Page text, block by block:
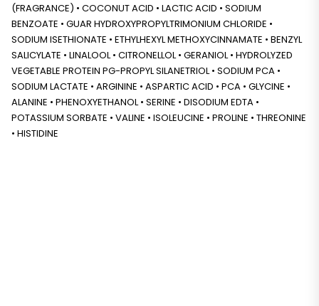
(FRAGRANCE) • COCONUT ACID • LACTIC ACID • SODIUM
BENZOATE • GUAR HYDROXYPROPYLTRIMONIUM CHLORIDE •
SODIUM ISETHIONATE • ETHYLHEXYL METHOXYCINNAMATE • BENZYL
SALICYLATE • LINALOOL • CITRONELLOL • GERANIOL • HYDROLYZED
VEGETABLE PROTEIN PG-PROPYL SILANETRIOL • SODIUM PCA •
SODIUM LACTATE • ARGININE • ASPARTIC ACID • PCA • GLYCINE •
ALANINE • PHENOXYETHANOL • SERINE • DISODIUM EDTA •
POTASSIUM SORBATE • VALINE • ISOLEUCINE • PROLINE • THREONINE
• HISTIDINE